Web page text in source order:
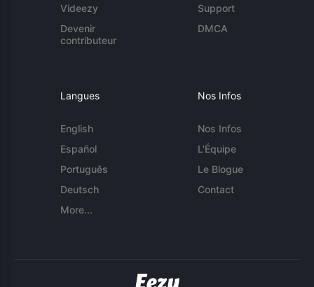
Videezy
Devenir
contributeur
Support
DMCA
Langues
English
Español
Português
Deutsch
More...
Nos Infos
Nos Infos
L'Équipe
Le Blogue
Contact